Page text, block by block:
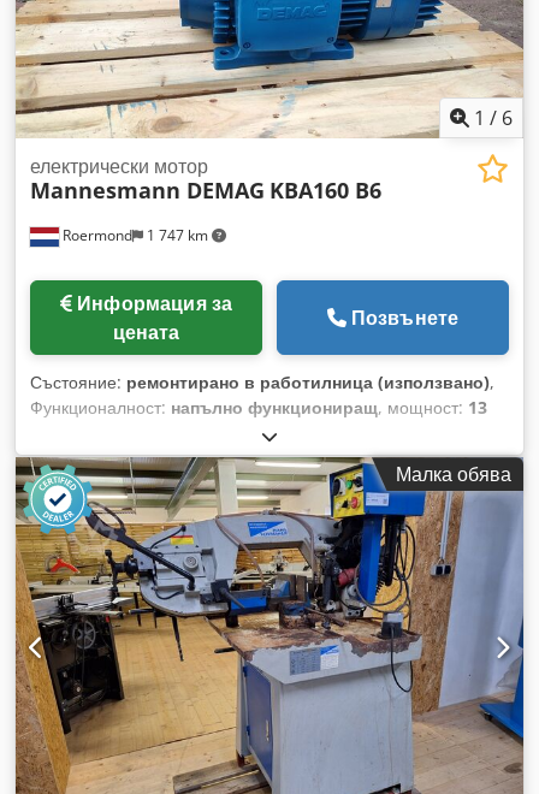
1 / 6
Roermond 1 747 km
електрически мотор
Mannesmann DEMAG KBA160 B6
Информация за
цената
Позвънете
Състояние: ремонтирано в работилница (използвано),
Функционалност: напълно функциониращ, мощност: 13
, максимална скорост на въртене:
мин, KBA160 B-6 Състояние: Напълно рециклиран / цена
по запитване Спирачка: тежка, конична ED: 40% 13 kW 36 A
955 1/мин Изпълнение с удължен вал 380 / 50 Hz Dedjzqtd
Uopfx Am Rjwa
Малка обява